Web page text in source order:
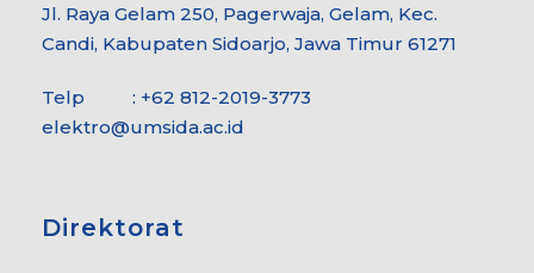
Jl. Raya Gelam 250, Pagerwaja, Gelam, Kec.
Candi, Kabupaten Sidoarjo, Jawa Timur 61271
Telp : +62 812-2019-3773
elektro@umsida.ac.id
Direktorat